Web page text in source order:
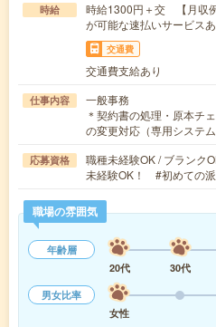
時給
時給1300円＋交 【月収
が可能な速払いサービスあ
交通費
交通費支給あり
仕事内容
一般事務
＊契約書の処理・原本チ
の変更対応（専用システ
応募資格
職種未経験OK / ブランク
未経験OK！ #初めての
職場の雰囲気
年齢層
20代
30代
男女比率
女性